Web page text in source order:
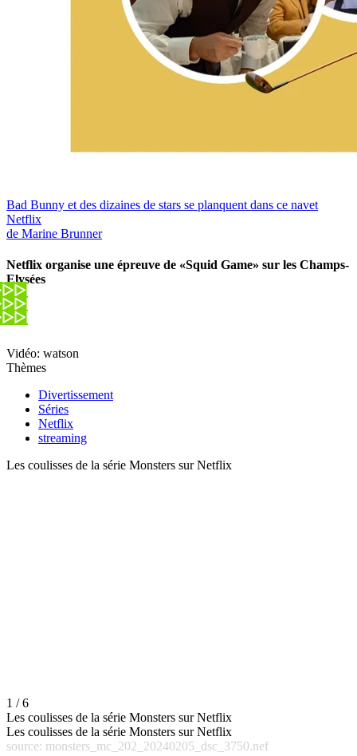
Bad Bunny et des dizaines de stars se planquent dans ce navet
Netflix
de Marine Brunner
Netflix organise une épreuve de «Squid Game» sur les Champs-
Elysées
Vidéo: watson
Thèmes
Divertissement
Séries
Netflix
streaming
Les coulisses de la série Monsters sur Netflix
1 / 6
Les coulisses de la série Monsters sur Netflix
Les coulisses de la série Monsters sur Netflix
source: monsters_mc_202_20240205_dsc_3750.nef